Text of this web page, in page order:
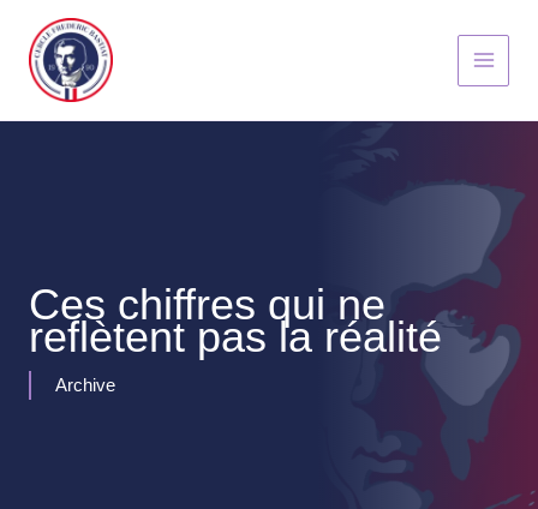
contenu
Ces chiffres qui ne
reflètent pas la réalité
Archive